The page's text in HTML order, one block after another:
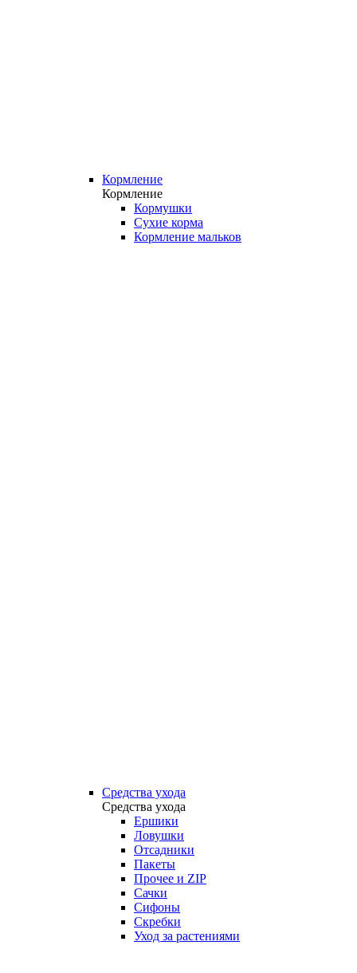
Кормление
Кормление
Кормушки
Сухие корма
Кормление мальков
Средства ухода
Средства ухода
Ершики
Ловушки
Отсадники
Пакеты
Прочее и ZIP
Сачки
Сифоны
Скребки
Уход за растениями